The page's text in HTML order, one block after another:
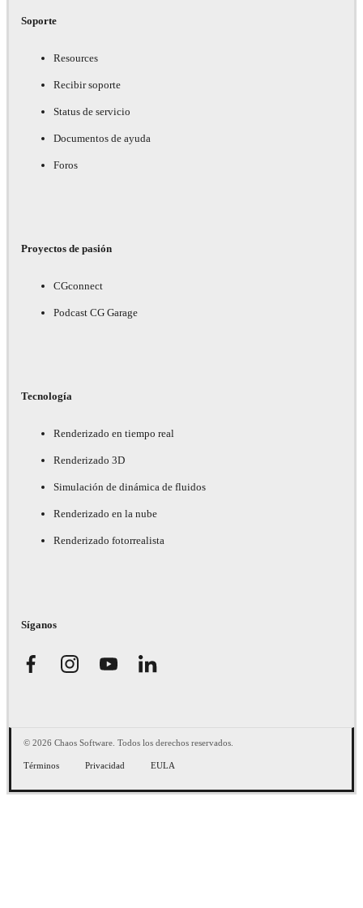
Soporte
Resources
Recibir soporte
Status de servicio
Documentos de ayuda
Foros
Proyectos de pasión
CGconnect
Podcast CG Garage
Tecnología
Renderizado en tiempo real
Renderizado 3D
Simulación de dinámica de fluidos
Renderizado en la nube
Renderizado fotorrealista
Síganos
© 2026 Chaos Software. Todos los derechos reservados.
Términos Privacidad EULA